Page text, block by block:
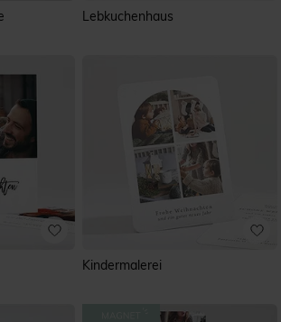
Lebkuchenhaus
Kindermalerei